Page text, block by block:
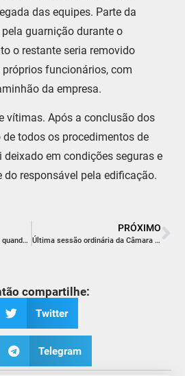
das equipes. Parte da
guarnição durante o
o restante seria removido
funcionários, com
da empresa.
vítimas. Após a conclusão dos
todos os procedimentos de
em condições seguras e
responsável pela edificação.
O sonho do menino do trilho: quando a magia do Natal volta para casa
PRÓXIMO
Última sessão ordinária da Câmara Municipal de Içara
compartilhe:
Twitter
Telegram